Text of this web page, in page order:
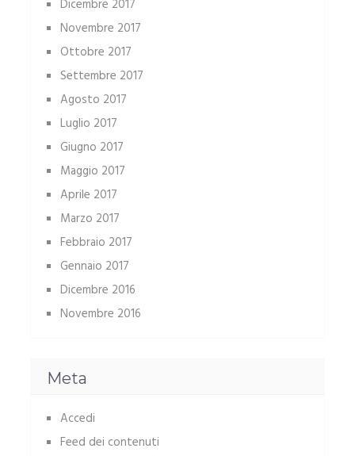
Dicembre 2017
Novembre 2017
Ottobre 2017
Settembre 2017
Agosto 2017
Luglio 2017
Giugno 2017
Maggio 2017
Aprile 2017
Marzo 2017
Febbraio 2017
Gennaio 2017
Dicembre 2016
Novembre 2016
Meta
Accedi
Feed dei contenuti